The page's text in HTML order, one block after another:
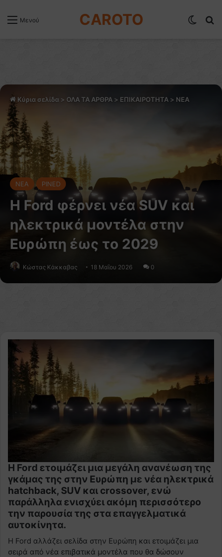
Μενού CAROTO
Κύρια σελίδα > ΟΛΑ ΤΑ ΑΡΘΡΑ > ΕΠΙΚΑΙΡΟΤΗΤΑ > NEA
NEA PINED
Η Ford φέρνει νέα SUV και
ηλεκτρικά μοντέλα στην
Ευρώπη έως το 2029
Κώστας Κάκκαβας 18 Μαΐου 2026 0
Η Ford ετοιμάζει μια μεγάλη ανανέωση της
γκάμας της στην Ευρώπη με νέα ηλεκτρικά
hatchback, SUV και crossover, ενώ
παράλληλα ενισχύει ακόμη περισσότερο
την παρουσία της στα επαγγελματικά
αυτοκίνητα.
Η Ford αλλάζει σελίδα στην Ευρώπη και ετοιμάζει μια
σειρά από νέα επιβατικά μοντέλα που θα δώσουν